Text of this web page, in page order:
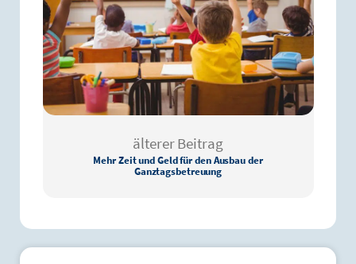
älterer Beitrag
Mehr Zeit und Geld für den Ausbau der
Ganztagsbetreuung